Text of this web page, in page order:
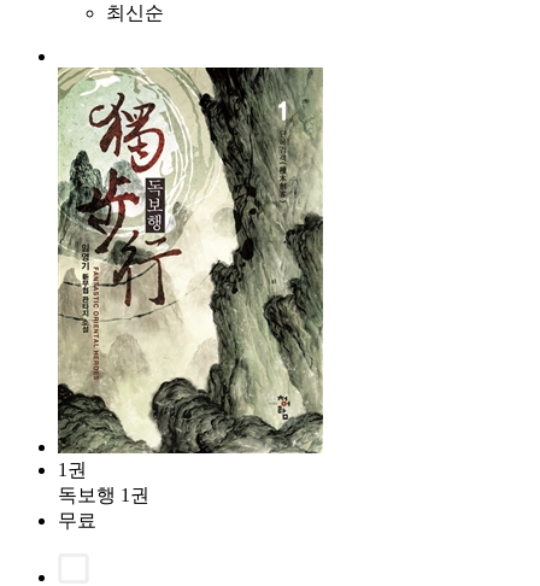
최신순
1권
독보행 1권
무료